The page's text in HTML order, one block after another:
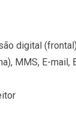
digital
MMS, E-mail,